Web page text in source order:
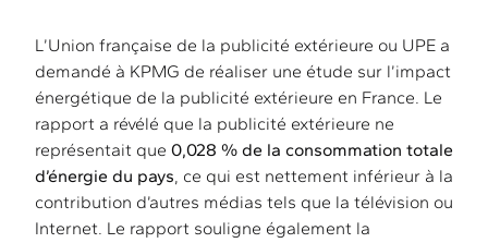
L’Union française de la publicité extérieure ou UPE a
demandé à KPMG de réaliser une étude sur l’impact
énergétique de la publicité extérieure en France. Le
rapport a révélé que la publicité extérieure ne
représentait que 0,028 % de la consommation totale
d’énergie du pays, ce qui est nettement inférieur à la
contribution d’autres médias tels que la télévision ou
Internet. Le rapport souligne également la